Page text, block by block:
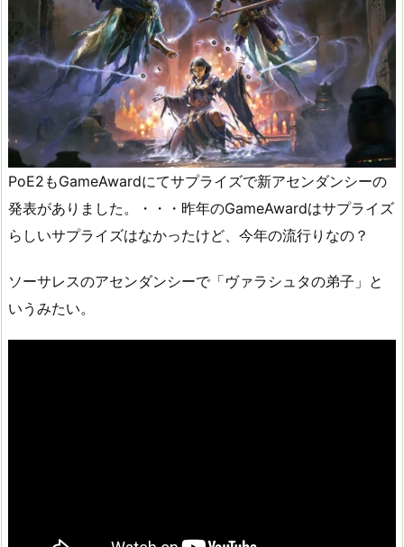
PoE2もGameAwardにてサプライズで新アセンダンシーの
発表がありました。・・・昨年のGameAwardはサプライズ
らしいサプライズはなかったけど、今年の流行りなの？
ソーサレスのアセンダンシーで「ヴァラシュタの弟子」と
いうみたい。